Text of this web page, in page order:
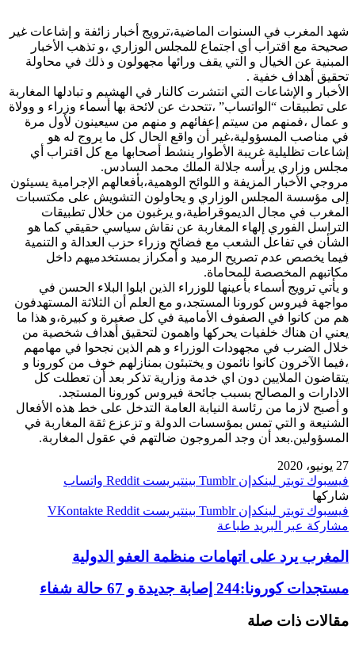
شهد المغرب في السنوات الماضية،ترويج أخبار زائفة و إشاعات غير
صحيحة مع اقتراب أي اجتماع للمجلس الوزاري ،و تذهب الأخبار
المبنية عن الخيال و التي يقف ورائها مجهولون و ذلك في محاولة
تحقيق أهداف خفية .
الأخبار و الإشاعات التي انتشرت كالنار في الهشيم و تبادلها المغاربة
على تطبيقات “الواتساب” ،تتحدث عن لائحة بها أسماء وزراء و وولاة
و عمال ،فمنهم من سيتم إعفائهم و منهم من سيعينون لأول مرة
في مناصب المسؤولية،غير أن واقع الحال كل ما يروج له هو
إشاعات تظليلية غريبة الأطوار ينشط أصحابها مع كل اقتراب أي
مجلس وزاري يرأسه جلالة الملك محمد السادس.
مروجي الأخبار المزيفة و اللوائح الوهمية،بأفعالهم الإجرامية يسيئون
إلى مؤسسة المجلس الوزاري و يحاولون التشويش على مكتسبات
المغرب في مجال الديموقراطية،و يرغبون من خلال تطبيقات
التراسل الفوري إلهاء المغاربة عن نقاش سياسي حقيقي كما هو
الشأن في تفاعل الشعب مع فضائح وزراء حزب العدالة و التنمية
فيما يخصص عدم تصريح الرميد و أمكراز بمستخدميهم داخل
مكاتبهم المخصصة للمحاماة.
و يأتي ترويج أسماء بأعينها للوزراء الذين ابلوا البلاء الحسن في
مواجهة فيروس كورونا المستجد،و مع العلم أن الثلاثة المستهدفون
هم من كانوا في الصفوف الأمامية في كل صغيرة و كبيرة،و هذا ما
يعني ان هناك خلفيات يحركها واهمون لتحقيق أهداف شخصية من
خلال الضرب في مجهودات الوزراء و هم الذين نجحوا في مهامهم
،فيما الآخرون كانوا نائمون و يختبئون بمنازلهم خوف من كورونا و
يتقاضون الملايين دون اي خدمة وزارية تذكر بعد أن تعطلت كل
الادارات و المصالح بسبب جائحة فيروس كورونا المستجد.
و أصبح لازما من رئاسة النيابة العامة التدخل على خط هذه الأفعال
الشنيعة و التي تمس بمؤسسات الدولة و تزعزع ثقة المغاربة في
المسؤولين.بعد أن وجد المروجون ضالتهم في عقول المغاربة.
27 يونيو، 2020
فيسبوك تويتر لينكدإن بينتيريست
واتساب
شاركها
فيسبوك تويتر لينكدإن بينتيريست
مشاركة عبر البريد طباعة
المغرب يرد على اتهامات منظمة العفو الدولية
مستجدات كورونا:244 إصابة جديدة و 67 حالة شفاء
مقالات ذات صلة